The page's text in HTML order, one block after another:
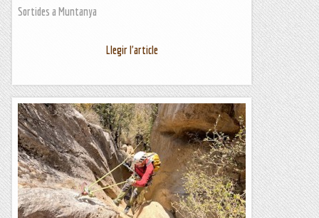
Sortides a Muntanya
Llegir l'article